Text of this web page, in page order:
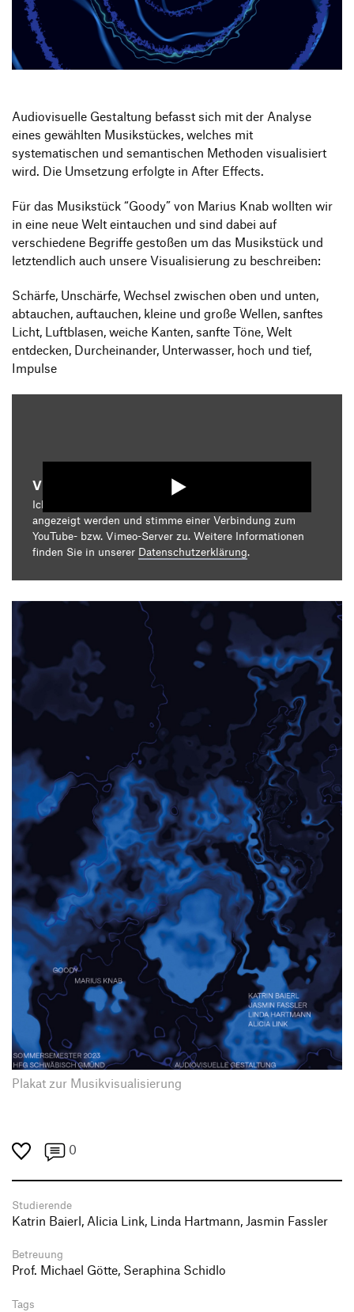
Transfer und Kooperation
Produktgestaltung B.A.
Strategische Gestaltung M.A.
Audiovisuelle Gestaltung befasst sich mit der Analyse
eines gewählten Musikstückes, welches mit
systematischen und semantischen Methoden visualisiert
wird. Die Umsetzung erfolgte in After Effects.
Für das Musikstück “Goody” von Marius Knab wollten wir
in eine neue Welt eintauchen und sind dabei auf
verschiedene Begriffe gestoßen um das Musikstück und
letztendlich auch unsere Visualisierung zu beschreiben:
Schärfe, Unschärfe, Wechsel zwischen oben und unten,
abtauchen, auftauchen, kleine und große Wellen, sanftes
Licht, Luftblasen, weiche Kanten, sanfte Töne, Welt
entdecken, Durcheinander, Unterwasser, hoch und tief,
Impulse
Video starten
Ich bin damit einverstanden, dass mir die Medieninhalte
angezeigt werden und stimme einer Verbindung zum
YouTube- bzw. Vimeo-Server zu. Weitere Informationen
finden Sie in unserer Datenschutzerklärung.
Plakat zur Musikvisualisierung
0
Studierende
Katrin Baierl, Alicia Link, Linda Hartmann, Jasmin Fassler
Betreuung
Prof. Michael Götte, Seraphina Schidlo
Tags